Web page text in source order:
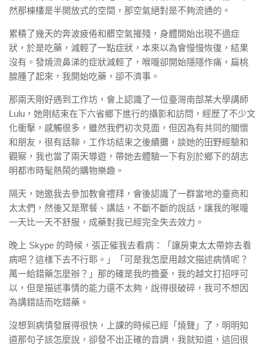
然那棟樓是半開放式的空間，那空氣絕對是不夠流通的。
累積了幾天的奔波疲倦和髒空氣摧殘，身體開始出現不適症
狀，於是吃藥，減輕了一點症狀，本來以為會慢慢恢復，結果
沒有。發燒流鼻涕的症狀減輕了，喉嚨卻開始隱隱作痛，扁桃
腺腫了起來，我開始吃藥，卻不濟事。
那兩天剛好遇到工作坊，會上認識了一位臺灣南部某大學講師
Lulu，她剛結束在下六省鄉下進行的攝影和訪問，經歷了不少文
化衝擊，感觸很多，雖然我們初次見面，但因為有共同的關懷
和朋友，很有話聊，工作坊結束之後續攤，談她的田野經驗和
觀察，我也當了兩天導遊，帶她去體驗一下有別於鄉下的胡志
明都市時髦熱鬧的購物樂趣。
隔天，她邀我去參加教會禮拜，會後認識了一群當地的臺商和
太太們，然後又是聚餐、講話，不斷不斷的說話，讓我的喉嚨
一天比一天不舒服，成藥對我已經完全失去效力。
晚上 Skype 的時候，張正催我去看病：「讓房東太太帶妳去看
病吧？這樣下去不行耶。」「可是我怎麼用越文描述病情呢？
萬一給錯藥怎麼辦？」那的確是我的擔憂，我的越文打招呼可
以，但是描述事情的能力還不太夠，說得很破碎，我可不想因
為講錯話而吃錯藥。
沒想到病情發展得很快，上課的時候已經「燒聲」了，明明知
道那句子該怎麼說，卻發不出正確的音調，我就知道，這回很